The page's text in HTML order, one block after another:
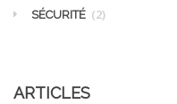
SÉCURITÉ (2)
ARTICLES